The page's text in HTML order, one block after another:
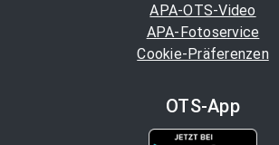
APA-OTS-Video
APA-Fotoservice
Cookie-Präferenzen
OTS-App